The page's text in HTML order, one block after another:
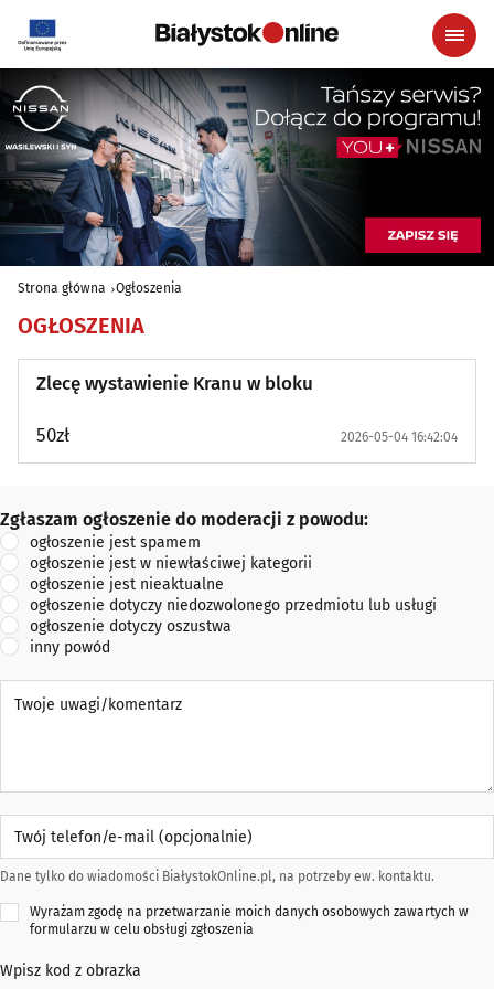
Strona główna Ogłoszenia
OGŁOSZENIA
Zlecę wystawienie Kranu w bloku
50zł 2026-05-04 16:42:04
Zgłaszam ogłoszenie do moderacji z powodu:
Zgłaszam ogłoszenie do moderacji z powodu:
ogłoszenie jest spamem
ogłoszenie jest w niewłaściwej kategorii
ogłoszenie jest nieaktualne
ogłoszenie dotyczy niedozwolonego przedmiotu lub usługi
ogłoszenie dotyczy oszustwa
inny powód
Dane tylko do wiadomości BiałystokOnline.pl, na potrzeby ew. kontaktu.
Wyrażam zgodę na przetwarzanie moich danych osobowych zawartych w
formularzu w celu obsługi zgłoszenia
Wpisz kod z obrazka